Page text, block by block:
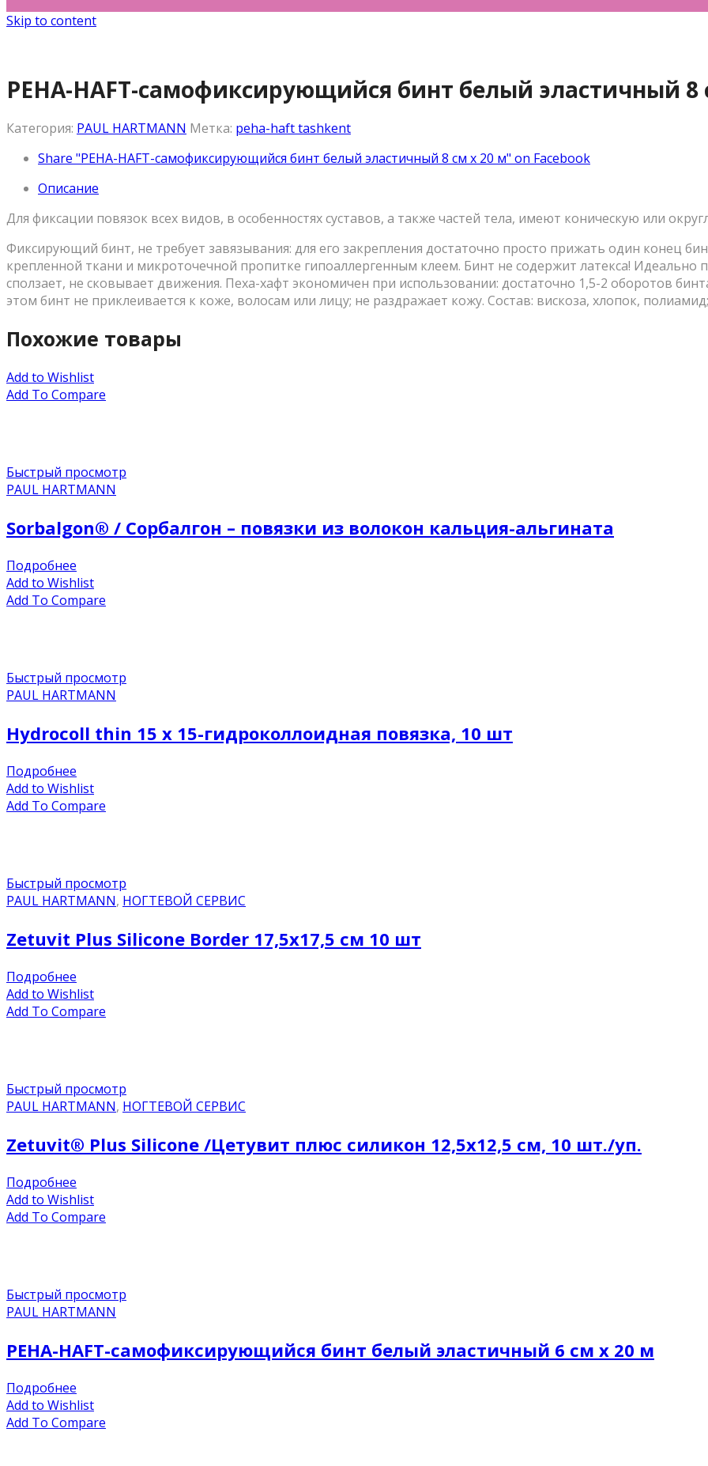
Skip to content
PEHA-HAFT-самофиксирующийся бинт белый эластичный 8
Категория: PAUL HARTMANN Метка: peha-haft tashkent
Share "PEHA-HAFT-самофиксирующийся бинт белый эластичный 8 см х 20 м" on Facebook
Описание
Для фиксации повязок всех видов, в особенностях суставов, а также частей тела, имеют коническую или
Фиксирующий бинт, не требует завязывания: для его закрепления достаточно просто прижать один конец
крепленной ткани и микроточечной пропитке гипоаллергенным клеем. Бинт не содержит латекса! Идеально
сползает, не сковывает движения. Пеха-хафт экономичен при использовании: достаточно 1,5-2 оборотов
этом бинт не приклеивается к коже, волосам или лицу; не раздражает кожу. Состав: вискоза, хлопок,
Похожие товары
Add to Wishlist
Add To Compare
Быстрый просмотр
PAUL HARTMANN
Sorbalgon® / Сорбалгон – повязки из волокон кальция-альгината
Подробнее
Add to Wishlist
Add To Compare
Быстрый просмотр
PAUL HARTMANN
Hydrocoll thin 15 x 15-гидроколлоидная повязка, 10 шт
Подробнее
Add to Wishlist
Add To Compare
Быстрый просмотр
PAUL HARTMANN, НОГТЕВОЙ СЕРВИС
Zetuvit Plus Silicone Border 17,5х17,5 см 10 шт
Подробнее
Add to Wishlist
Add To Compare
Быстрый просмотр
PAUL HARTMANN, НОГТЕВОЙ СЕРВИС
Zetuvit® Plus Silicone /Цетувит плюс силикон 12,5х12,5 см, 10 шт./уп.
Подробнее
Add to Wishlist
Add To Compare
Быстрый просмотр
PAUL HARTMANN
PEHA-HAFT-самофиксирующийся бинт белый эластичный 6 см х 20 м
Подробнее
Add to Wishlist
Add To Compare